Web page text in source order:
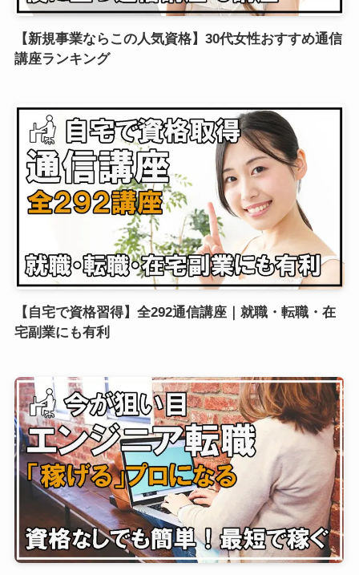
【新規事業ならこの人気資格】30代女性おすすめ通信
講座ランキング
【自宅で資格習得】全292通信講座｜就職・転職・在
宅副業にも有利